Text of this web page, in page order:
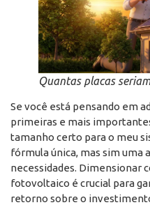
Quantas placas
Se você está pensando em
primeiras e mais
tamanho certo para o meu
fórmula única, mas sim uma
necessidades. Dimensionar
fotovoltaico é crucial para
retorno sobre o